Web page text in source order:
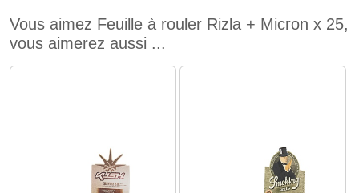
Vous aimez Feuille à rouler Rizla + Micron x 25,
vous aimerez aussi ...